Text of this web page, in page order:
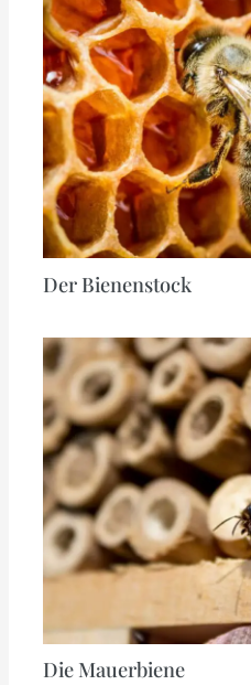
Der Bienenstock
Die Mauerbiene